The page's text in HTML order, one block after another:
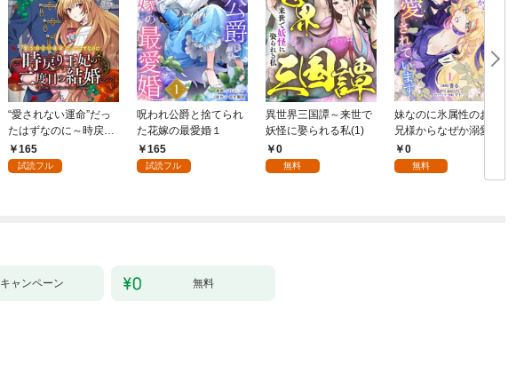
“愛されない運命”だっ
たはずなのに～時戻り
王妃の二度目の結婚～
１
165
試読フル
呪われ公爵と捨てられ
た花嫁の最愛婚１
165
試読フル
異世界三国譚～来世で
妖怪に娶られる私(1)
0
無料
妹なのに氷属性のお義
兄様からなぜか溺愛さ
れています【第1話】
（エンジェライトコミ
0
無料
キャンペーン 無料